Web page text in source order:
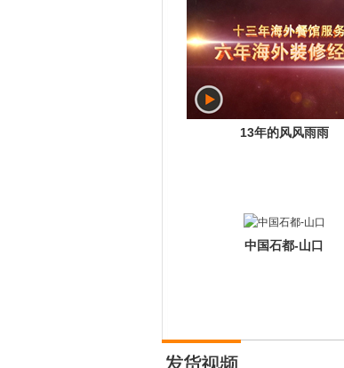
13年的风风雨雨
中国石都-山口